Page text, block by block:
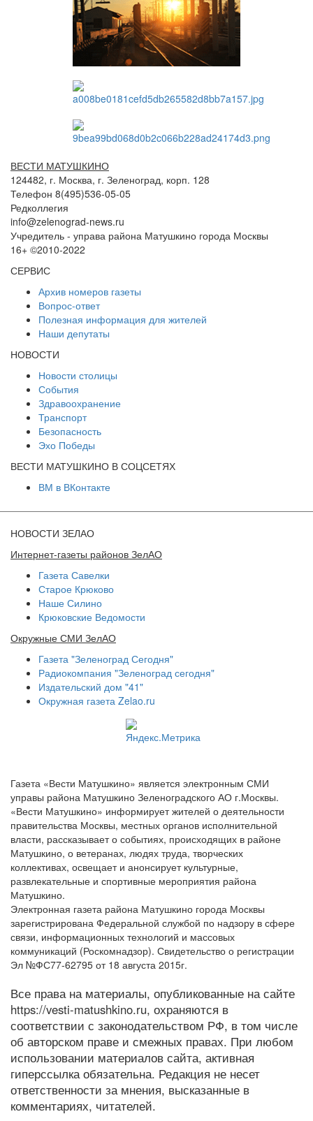
ВЕСТИ МАТУШКИНО
124482, г. Москва, г. Зеленоград, корп. 128
Телефон 8(495)536-05-05
Редколлегия
info@zelenograd-news.ru
Учредитель - управа района Матушкино города Москвы
16+ ©2010-2022
СЕРВИС
Архив номеров газеты
Вопрос-ответ
Полезная информация для жителей
Наши депутаты
НОВОСТИ
Новости столицы
События
Здравоохранение
Транспорт
Безопасность
Эхо Победы
ВЕСТИ МАТУШКИНО В СОЦСЕТЯХ
ВМ в ВКонтакте
НОВОСТИ ЗЕЛАО
Интернет-газеты районов ЗелАО
Газета Савелки
Старое Крюково
Наше Силино
Крюковские Ведомости
Окружные СМИ ЗелАО
Газета "Зеленоград Сегодня"
Радиокомпания "Зеленоград сегодня"
Издательский дом "41"
Окружная газета Zelao.ru
Газета «Вести Матушкино» является электронным СМИ
управы района Матушкино Зеленоградского АО г.Москвы.
«Вести Матушкино» информирует жителей о деятельности
правительства Москвы, местных органов исполнительной
власти, рассказывает о событиях, происходящих в районе
Матушкино, о ветеранах, людях труда, творческих
коллективах, освещает и анонсирует культурные,
развлекательные и спортивные мероприятия района
Матушкино.
Электронная газета района Матушкино города Москвы
зарегистрирована Федеральной службой по надзору в сфере
связи, информационных технологий и массовых
коммуникаций (Роскомнадзор). Свидетельство о регистрации
Эл №ФС77-62795 от 18 августа 2015г.
Все права на материалы, опубликованные на сайте
https://vesti-matushkino.ru, охраняются в
соответствии с законодательством РФ, в том числе
об авторском праве и смежных правах. При любом
использовании материалов сайта, активная
гиперссылка обязательна. Редакция не несет
ответственности за мнения, высказанные в
комментариях, читателей.